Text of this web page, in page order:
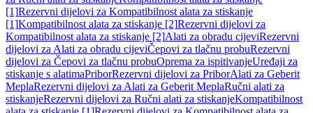
[1]Rezervni dijelovi za Kompatibilnost alata za stiskanje
[1]Kompatibilnost alata za stiskanje [2]Rezervni dijelovi za
Kompatibilnost alata za stiskanje [2]Alati za obradu cijeviRezervni
dijelovi za Alati za obradu cijeviČepovi za tlačnu probuRezervni
dijelovi za Čepovi za tlačnu probuOprema za ispitivanjeUređaji za
stiskanje s alatimaPriborRezervni dijelovi za PriborAlati za Geberit
MeplaRezervni dijelovi za Alati za Geberit MeplaRučni alati za
stiskanjeRezervni dijelovi za Ručni alati za stiskanjeKompatibilnost